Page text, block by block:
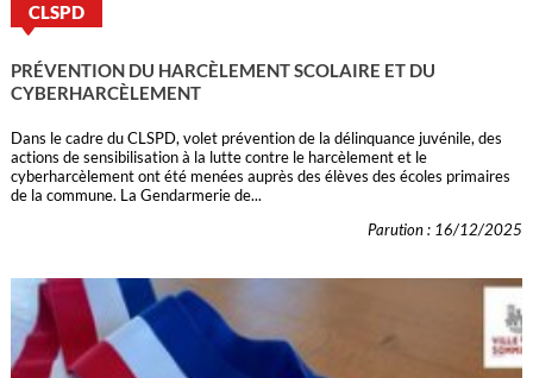
CLSPD
PRÉVENTION DU HARCÈLEMENT SCOLAIRE ET DU
CYBERHARCÈLEMENT
Dans le cadre du CLSPD, volet prévention de la délinquance juvénile, des
actions de sensibilisation à la lutte contre le harcèlement et le
cyberharcèlement ont été menées auprès des élèves des écoles primaires
de la commune. La Gendarmerie de...
Parution : 16/12/2025